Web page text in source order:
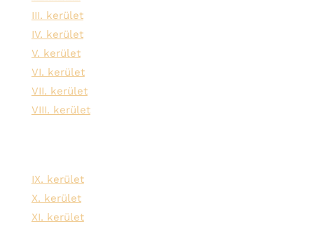
III. kerület
IV. kerület
V. kerület
VI. kerület
VII. kerület
VIII. kerület
IX. kerület
X. kerület
XI. kerület